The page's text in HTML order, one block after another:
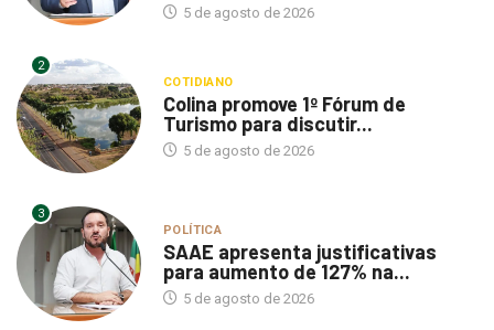
5 de agosto de 2026
2
COTIDIANO
Colina promove 1º Fórum de
Turismo para discutir...
5 de agosto de 2026
3
POLÍTICA
SAAE apresenta justificativas
para aumento de 127% na...
5 de agosto de 2026